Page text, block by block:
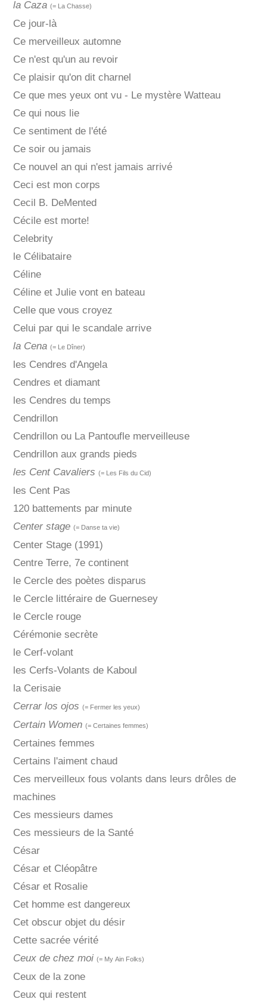
la Caza (= La Chasse)
Ce jour-là
Ce merveilleux automne
Ce n'est qu'un au revoir
Ce plaisir qu'on dit charnel
Ce que mes yeux ont vu - Le mystère Watteau
Ce qui nous lie
Ce sentiment de l'été
Ce soir ou jamais
Ce nouvel an qui n'est jamais arrivé
Ceci est mon corps
Cecil B. DeMented
Cécile est morte!
Celebrity
le Célibataire
Céline
Céline et Julie vont en bateau
Celle que vous croyez
Celui par qui le scandale arrive
la Cena (= Le Dîner)
les Cendres d'Angela
Cendres et diamant
les Cendres du temps
Cendrillon
Cendrillon ou La Pantoufle merveilleuse
Cendrillon aux grands pieds
les Cent Cavaliers (= Les Fils du Cid)
les Cent Pas
120 battements par minute
Center stage (= Danse ta vie)
Center Stage (1991)
Centre Terre, 7e continent
le Cercle des poètes disparus
le Cercle littéraire de Guernesey
le Cercle rouge
Cérémonie secrète
le Cerf-volant
les Cerfs-Volants de Kaboul
la Cerisaie
Cerrar los ojos (= Fermer les yeux)
Certain Women (= Certaines femmes)
Certaines femmes
Certains l'aiment chaud
Ces merveilleux fous volants dans leurs drôles de
machines
Ces messieurs dames
Ces messieurs de la Santé
César
César et Cléopâtre
César et Rosalie
Cet homme est dangereux
Cet obscur objet du désir
Cette sacrée vérité
Ceux de chez moi (= My Ain Folks)
Ceux de la zone
Ceux qui restent